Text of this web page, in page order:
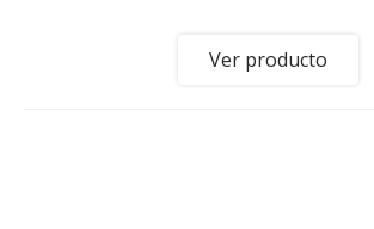
Ver producto